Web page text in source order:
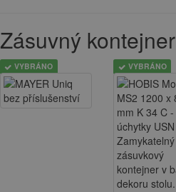
Zásuvný kontejner
VYBRÁNO VYBRÁNO